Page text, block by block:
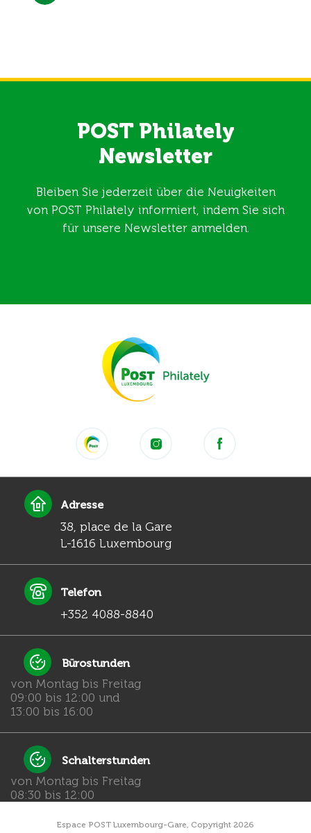
POST Philately
Newsletter
Bleiben Sie jederzeit über die Neuigkeiten
von POST Philately informiert, indem Sie sich
für unsere Newsletter anmelden.
Adresse
38, place de la Gare
L-1616 Luxembourg
Telefon
+352 4088-8840
Bürostunden
von Montag bis Freitag
09:00 bis 12:00 und
13:00 bis 16:00
Schalterstunden
von Montag bis Freitag
08:30 bis 12:00